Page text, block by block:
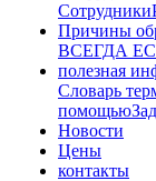
Сотрудники
Причины
ВСЕГДА
полезная
Словарь
помощью
Новости
Цены
контакты